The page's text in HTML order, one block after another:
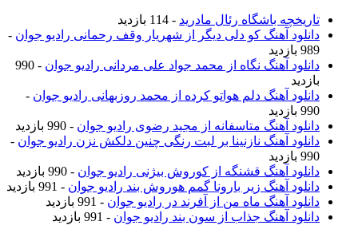
تاریخچه باشگاه رئال مادرید - 114 بازدید
دانلود آهنگ کو دلی دیگر از شهریار وقف رحمانی رادیو جوان -
989 بازدید
دانلود آهنگ نگاه از محمد جواد علی مردانی رادیو جوان
- 990
بازدید
دانلود آهنگ دلم هواتو کرده از محمد روزبهانی رادیو جوان -
990 بازدید
دانلود آهنگ متاسفانه از مجید رضوی رادیو جوان - 990 بازدید
دانلود آهنگ نازنینا بر لبت رنگی چنین دلکش نزن رادیو جوان -
990 بازدید
دانلود آهنگ قشنگه از کوروش بیژنی رادیو جوان - 990 بازدید
دانلود آهنگ زیر بارونا گمم هوروش بند رادیو جوان - 991 بازدید
دانلود آهنگ ماه من از آفرند در رادیو جوان - 991 بازدید
دانلود آهنگ جذاب از سون بند رادیو جوان - 991 بازدید